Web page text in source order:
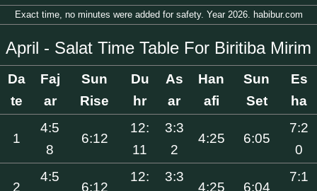
Exact time, no minutes were added for safety. Year 2026. habibur.com
April - Salat Time Table For Biritiba Mirim
Da
te
Faj
ar
Sun
Rise
Du
hr
As
ar
Han
afi
Sun
Set
Es
ha
1
4:5
8
6:12
12:
11
3:3
2
4:25 6:05
7:2
0
2
4:5
6:12
12:
3:3
4:25 6:04
7:1